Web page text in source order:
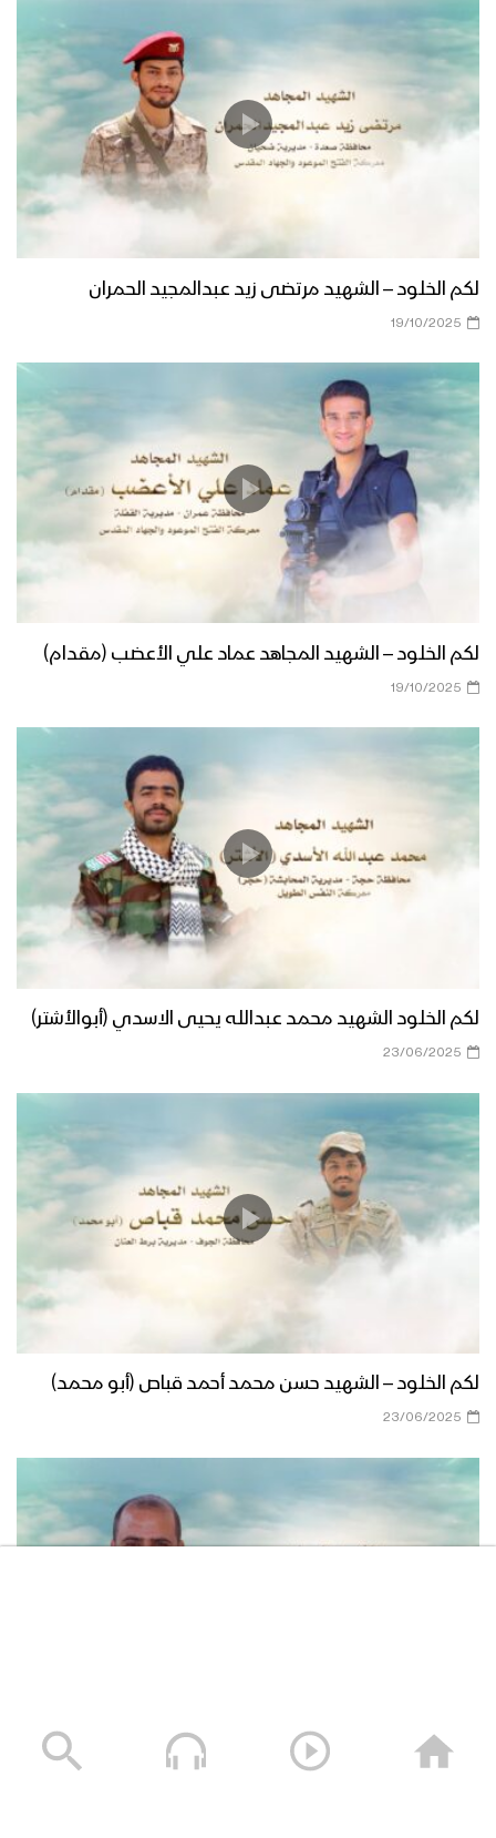
لكم الخلود – الشهيد مرتضى زيد عبدالمجيد الحمران
19/10/2025
لكم الخلود – الشهيد المجاهد عماد علي الأعضب (مقدام)
19/10/2025
لكم الخلود الشهيد محمد عبدالله يحيى الاسدي (أبوالأشتر)
23/06/2025
لكم الخلود – الشهيد حسن محمد أحمد قباص (أبو محمد)
23/06/2025
لكم الخلود – الشهيد محمد طه الجنيد (أبو طه)